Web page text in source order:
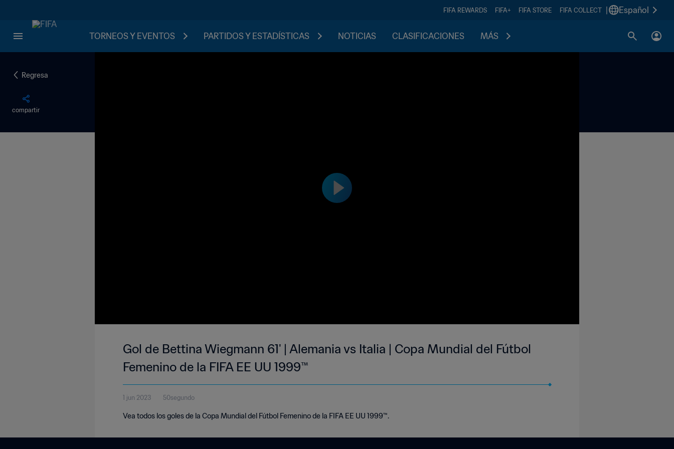
FIFA REWARDS FIFA+ FIFA STORE FIFA COLLECT Español
TORNEOS Y EVENTOS PARTIDOS Y ESTADÍSTICAS NOTICIAS CLASIFICACIONES MÁS
Regresa
compartir
Gol de Bettina Wiegmann 61' | Alemania vs Italia | Copa Mundial del Fútbol
Femenino de la FIFA EE UU 1999™
1 jun 2023 50segundo
Vea todos los goles de la Copa Mundial del Fútbol Femenino de la FIFA EE UU 1999™.